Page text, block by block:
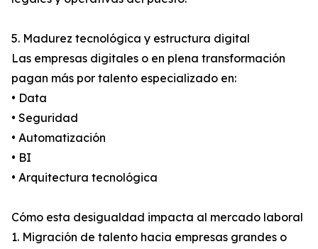
5. Madurez tecnológica y estructura digital
Las empresas digitales o en plena transformación
pagan más por talento especializado en:
• Data
• Seguridad
• Automatización
• BI
• Arquitectura tecnológica
Cómo esta desigualdad impacta al mercado laboral
1. Migración de talento hacia empresas grandes o